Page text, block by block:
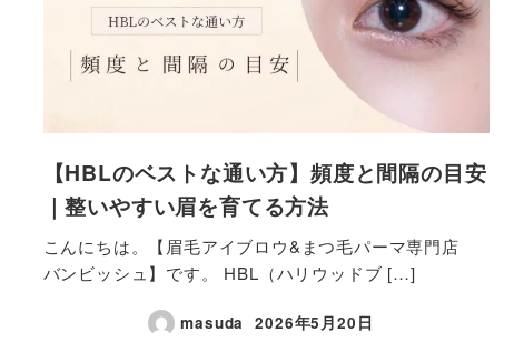
【HBLのベストな通い方】頻度と間隔の目安
｜整いやすい眉を育てる方法
こんにちは。【眉毛アイブロウ&まつ毛パーマ専門店
バンビッシュ】です。 HBL（ハリウッドブ […]
masuda 2026年5月20日